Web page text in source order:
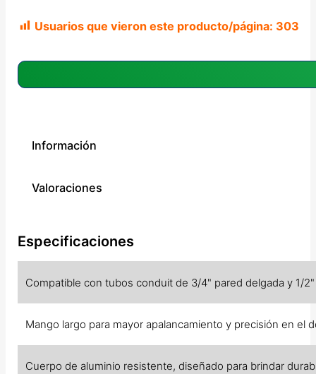
Usuarios que vieron este producto/página: 303
Información
Valoraciones
Especificaciones
Compatible con tubos conduit de 3/4" pared delgada y 1/
Mango largo para mayor apalancamiento y precisión en el
Cuerpo de aluminio resistente, diseñado para brindar